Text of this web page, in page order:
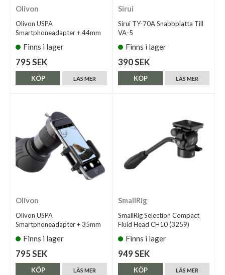
Olivon
Olivon USPA
Smartphoneadapter + 44mm
Finns i lager
795 SEK
LÄS MER
KÖP
Sirui
Sirui TY-70A Snabbplatta Till
VA-5
Finns i lager
390 SEK
LÄS MER
KÖP
Olivon
Olivon USPA
Smartphoneadapter + 35mm
Finns i lager
795 SEK
LÄS MER
KÖP
SmallRig
SmallRig Selection Compact
Fluid Head CH10 (3259)
Finns i lager
949 SEK
LÄS MER
KÖP